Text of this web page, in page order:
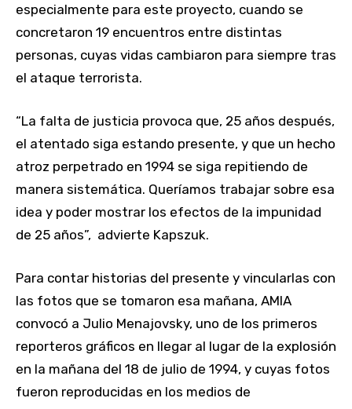
especialmente para este proyecto, cuando se
concretaron 19 encuentros entre distintas
personas, cuyas vidas cambiaron para siempre tras
el ataque terrorista.
“La falta de justicia provoca que, 25 años después,
el atentado siga estando presente, y que un hecho
atroz perpetrado en 1994 se siga repitiendo de
manera sistemática. Queríamos trabajar sobre esa
idea y poder mostrar los efectos de la impunidad
de 25 años”, advierte Kapszuk.
Para contar historias del presente y vincularlas con
las fotos que se tomaron esa mañana, AMIA
convocó a Julio Menajovsky, uno de los primeros
reporteros gráficos en llegar al lugar de la explosión
en la mañana del 18 de julio de 1994, y cuyas fotos
fueron reproducidas en los medios de